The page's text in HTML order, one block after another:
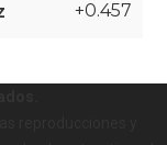
+0.457